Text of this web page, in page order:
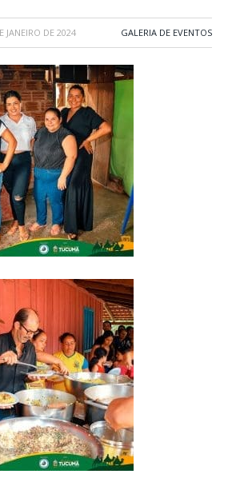
JANEIRO DE 2024 GALERIA DE EVENTOS